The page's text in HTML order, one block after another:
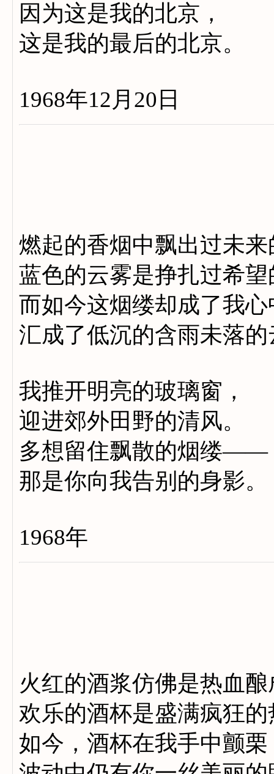
因为这是我的北京，
这是我的最后的北京。
1968年12月20日
燃起的香烟中飘出过未
蓝色的云雾是挣扎过希
而如今这烟缕却成了我
汇成了低沉的含雨未落的
我推开明亮的玻璃窗，
迎进郊外田野的清风。
多想留住飘散的烟缕——
那是你向我告别的身影。
1968年
火红的酒浆仿佛是热血酿
欢乐的酒杯是盛满疯狂
如今，酒杯在我手中颤栗